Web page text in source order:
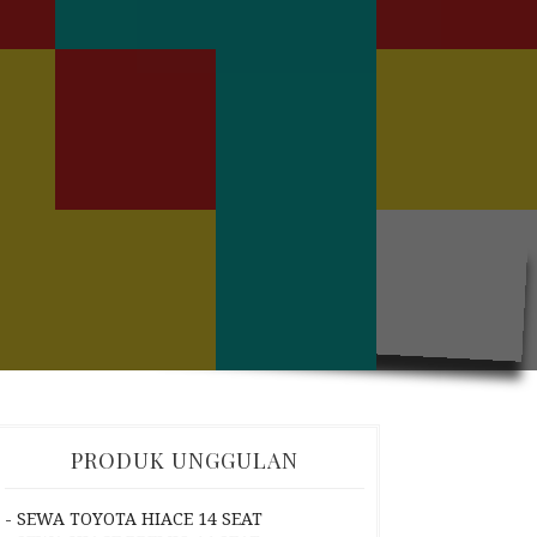
PRODUK UNGGULAN
- SEWA TOYOTA HIACE 14 SEAT